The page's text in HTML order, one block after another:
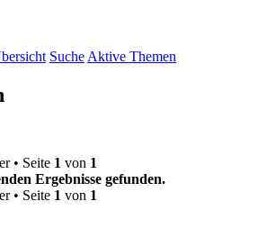
Suche Aktive Themen
• Seite 1 von 1
Ergebnisse gefunden.
• Seite 1 von 1